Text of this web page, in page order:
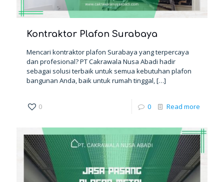
Kontraktor Plafon Surabaya
Mencari kontraktor plafon Surabaya yang terpercaya
dan profesional? PT Cakrawala Nusa Abadi hadir
sebagai solusi terbaik untuk semua kebutuhan plafon
bangunan Anda, baik untuk rumah tinggal, […]
0 0 Read more